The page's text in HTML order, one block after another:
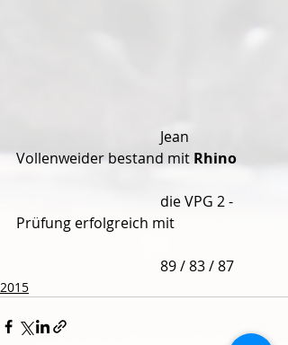
Vollenweider bestand mit Rhino
Prüfung erfolgreich mit
				89 / 83 / 87
2015